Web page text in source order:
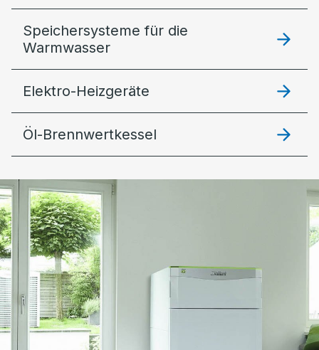
Speichersysteme für die
Warmwasser
Elektro-Heizgeräte
Öl-Brennwertkessel